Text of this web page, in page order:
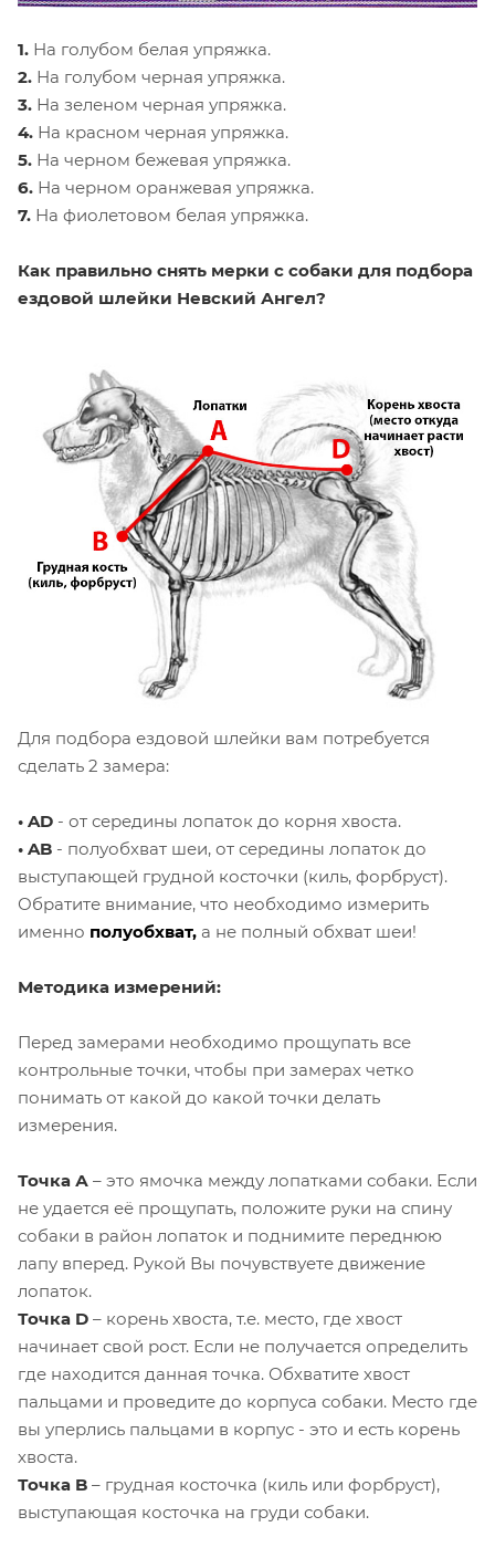
1. На голубом белая упряжка.
2. На голубом черная упряжка.
3. На зеленом черная упряжка.
4. На красном черная упряжка.
5. На черном бежевая упряжка.
6. На черном оранжевая упряжка.
7. На фиолетовом белая упряжка.
Как правильно снять мерки с собаки для подбора
ездовой шлейки Невский Ангел?
Для подбора ездовой шлейки вам потребуется
сделать 2 замера:
• AD - от середины лопаток до корня хвоста.
• AB - полуобхват шеи, от середины лопаток до
выступающей грудной косточки (киль, форбруст).
Обратите внимание, что необходимо измерить
именно полуобхват, а не полный обхват шеи!
Методика измерений:
Перед замерами необходимо прощупать все
контрольные точки, чтобы при замерах четко
понимать от какой до какой точки делать
измерения.
Точка А – это ямочка между лопатками собаки. Если
не удается её прощупать, положите руки на спину
собаки в район лопаток и поднимите переднюю
лапу вперед. Рукой Вы почувствуете движение
лопаток.
Точка D – корень хвоста, т.е. место, где хвост
начинает свой рост. Если не получается определить
где находится данная точка. Обхватите хвост
пальцами и проведите до корпуса собаки. Место где
вы уперлись пальцами в корпус - это и есть корень
хвоста.
Точка B – грудная косточка (киль или форбруст),
выступающая косточка на груди собаки.